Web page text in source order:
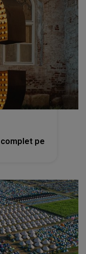
pe